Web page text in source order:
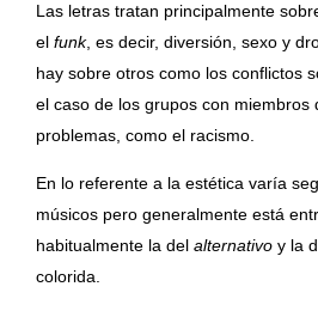
Las letras tratan principalmente
el funk, es decir, diversión, sexo y
hay sobre otros como los conflictos
el caso de los grupos con miembros
problemas, como el racismo.
En lo referente a la estética varía
músicos pero generalmente está
habitualmente la del alternativo y la
colorida.